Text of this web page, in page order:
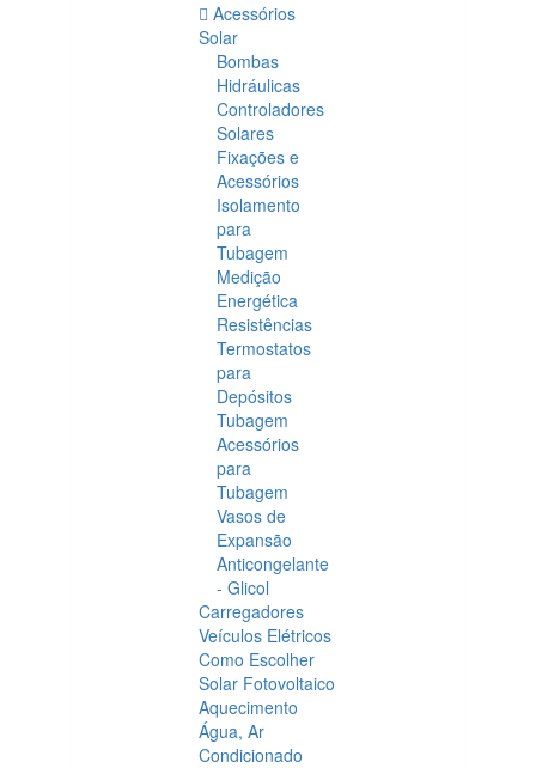
Acessórios
Solar
Bombas
Hidráulicas
Controladores
Solares
Fixações e
Acessórios
Isolamento
para
Tubagem
Medição
Energética
Resistências
Termostatos
para
Depósitos
Tubagem
Acessórios
para
Tubagem
Vasos de
Expansão
Anticongelante
- Glicol
Carregadores
Veículos Elétricos
Como Escolher
Solar Fotovoltaico
Aquecimento
Água, Ar
Condicionado